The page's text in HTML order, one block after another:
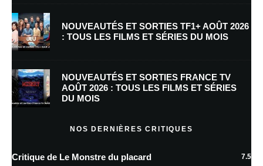
Enregistrer mon nom, mon e-mail et mon site dans le navigateur pour
plus sur la façon dont les données de vos commentaires sont
NOUVEAUTÉS ET SORTIES TF1+ AOÛT 2026
: TOUS LES FILMS ET SÉRIES DU MOIS
NOUVEAUTÉS ET SORTIES FRANCE TV
AOÛT 2026 : TOUS LES FILMS ET SÉRIES
DU MOIS
NOS DERNIÈRES CRITIQUES
Critique de Le Monstre du placard 7.5